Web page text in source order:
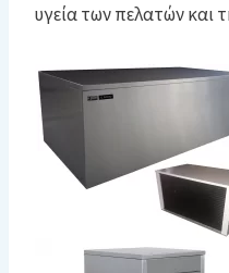
υγεία των πελατών και